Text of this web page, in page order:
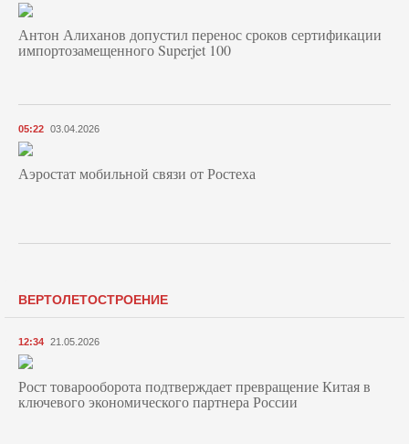
Антон Алиханов допустил перенос сроков сертификации
импортозамещенного Superjet 100
05:22 03.04.2026
Аэростат мобильной связи от Ростеха
ВЕРТОЛЕТОСТРОЕНИЕ
12:34 21.05.2026
Рост товарооборота подтверждает превращение Китая в
ключевого экономического партнера России